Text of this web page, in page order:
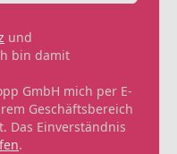
und
bin damit
GmbH mich per E-
Geschäftsbereich
Das Einverständnis
.